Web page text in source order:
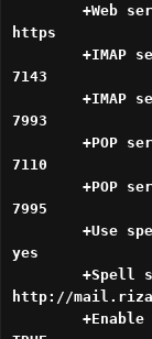
+Web
+IMAP
+POP
+Use
http://
+Enable